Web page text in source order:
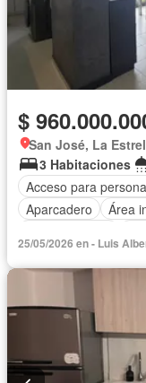
$
San José, La
3 Habitaciones
Acceso para
Aparcadero
Área
Vista panorámica
25/05/2026 en - Luis